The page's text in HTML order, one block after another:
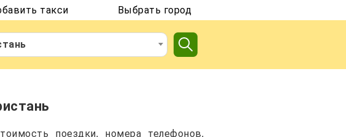
такси Выбрать город
поездки, номера телефонов,